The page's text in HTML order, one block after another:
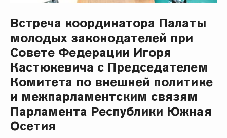
Встреча координатора Палаты
молодых законодателей при
Совете Федерации Игоря
Кастюкевича с Председателем
Комитета по внешней политике
и межпарламентским связям
Парламента Республики Южная
Осетия